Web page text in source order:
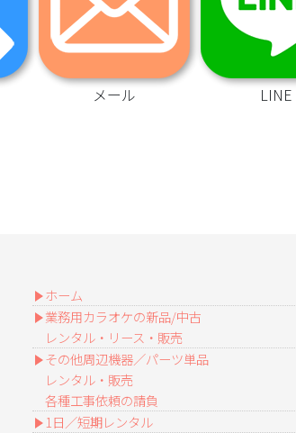
メール LINE
ホーム
業務用カラオケの新品/中古
レンタル・リース・販売
その他周辺機器／パーツ単品
レンタル・販売
各種工事依頼の請負
1日／短期レンタル